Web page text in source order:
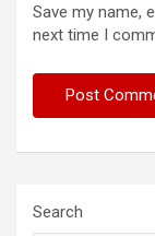
Save my name,
next time I
Search